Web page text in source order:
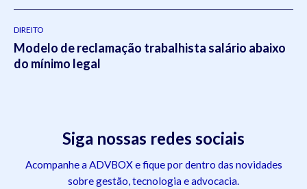
DIREITO
Modelo de reclamação trabalhista salário abaixo
do mínimo legal
Siga nossas redes sociais
Acompanhe a ADVBOX e fique por dentro das novidades
sobre gestão, tecnologia e advocacia.